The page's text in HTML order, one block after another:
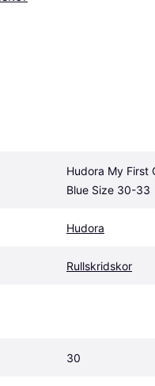
Hudora My First
Blue Size 30-33
Hudora
Rullskridskor
30